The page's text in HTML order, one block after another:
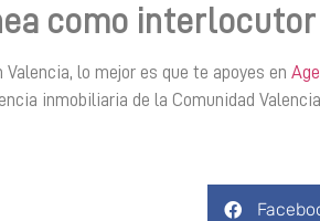
como interlocutor
lo mejor es que te apoyes en
inmobiliaria de la Comunidad